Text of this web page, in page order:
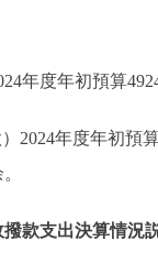
年度年初預算
2024年度年初預
款支出決算情況